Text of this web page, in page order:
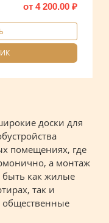
от 4 200.00 ₽
доски для
помещениях, где
а монтаж
быть как жилые
так и